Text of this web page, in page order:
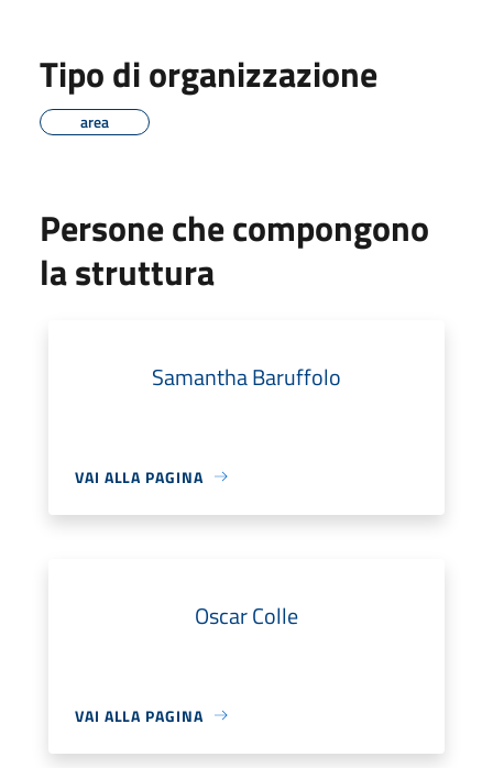
Tipo di organizzazione
area
Persone che compongono
la struttura
Samantha Baruffolo
VAI ALLA PAGINA
Oscar Colle
VAI ALLA PAGINA